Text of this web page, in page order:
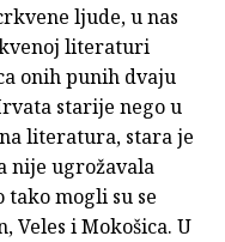
ljude, u nas
literaturi
onih punih dvaju
starije nego u
literatura, stara je
nije ugrožavala
mogli su se
Veles i Mokošica. U